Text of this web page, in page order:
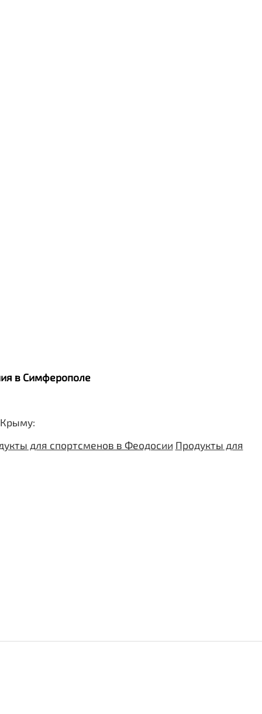
в Симферополе
Крыму:
для спортсменов в Феодосии Продукты для